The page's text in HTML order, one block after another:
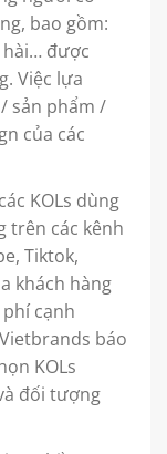
bao gồm:
hài… được
Việc lựa
sản phẩm /
của các
KOLs dùng
trên các kênh
Tiktok,
khách hàng
cạnh
báo
KOLs
đối tượng